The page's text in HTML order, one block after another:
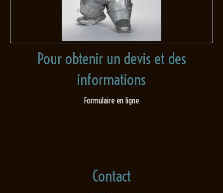
Pour obtenir un devis et des
informations
Formulaire en ligne
Contact